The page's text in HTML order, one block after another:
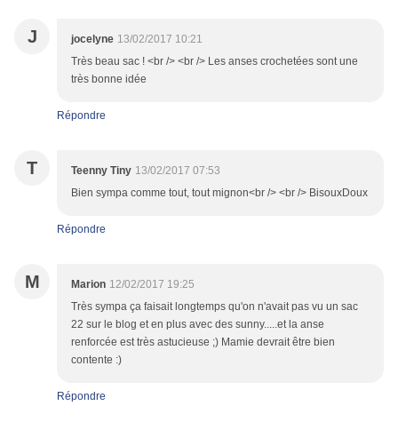
J jocelyne 13/02/2017 10:21
Très beau sac ! <br /> <br /> Les anses crochetées sont une
très bonne idée
Répondre
T Teenny Tiny 13/02/2017 07:53
Bien sympa comme tout, tout mignon<br /> <br /> BisouxDoux
Répondre
M Marion 12/02/2017 19:25
Très sympa ça faisait longtemps qu'on n'avait pas vu un sac
22 sur le blog et en plus avec des sunny.....et la anse
renforcée est très astucieuse ;) Mamie devrait être bien
contente :)
Répondre